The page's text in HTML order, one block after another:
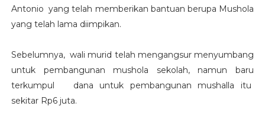
Antonio yang telah memberikan bantuan berupa Mushola
yang telah lama diimpikan.
Sebelumnya, wali murid telah mengangsur menyumbang
untuk pembangunan mushola sekolah, namun baru
terkumpul dana untuk pembangunan mushalla itu
sekitar Rp6 juta.